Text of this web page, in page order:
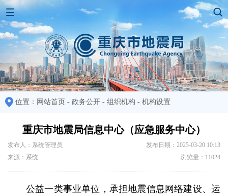
位置： 网站首页 - 政务公开 - 组织机构 - 机构设置
重庆市地震局信息中心（应急服务中心）
发布人：系统管理员
发布日期：2025-03-20 10:13
来源：系统
浏览量：11024
公益一类事业单位，承担地震信息网络建设、运